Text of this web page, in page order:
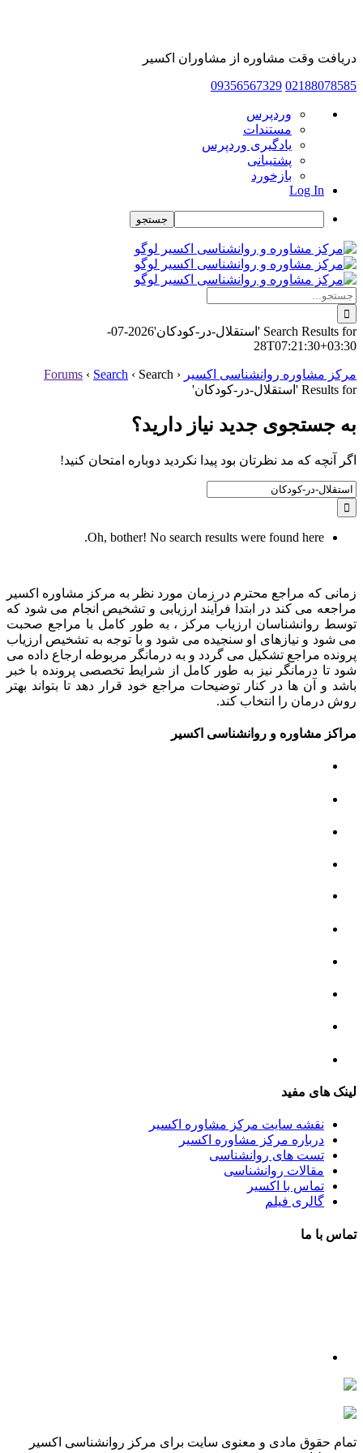
دریافت وقت مشاوره از مشاوران اکسیر
02188078585
09356567329
درباره
وردپرس
وردپرس
مستندات
یادگیری وردپرس
پشتیبانی
بازخورد
Log In
جستجو
Skip
to
content
جستجو
برای:
Search Results for 'استقلال-در-کودکان'
2026-07-
28T07:21:30+03:30
مرکز مشاوره روانشناسی اکسیر ‹
Forums ‹ Search ‹ Search
Results for 'استقلال-در-کودکان'
به جستجوی جديد نياز داريد؟
اگر آنچه که مد نظرتان بود پیدا نکردید دوباره امتحان کنید!
Search
for:
Oh, bother! No search results were found here.
زمانی که مراجع محترم در زمان مورد نظر به مرکز مشاوره اکسیر
مراجعه می کند در ابتدا فرآیند ارزیابی و تشخیص انجام می شود که
توسط روانشناسان ارزیاب مرکز ، به طور کامل با مراجع صحبت
می شود و نیازهای او سنجیده می شود و با توجه به تشخیص ارزیاب
پرونده مراجع تشکیل می گردد و به درمانگر مربوطه ارجاع داده می
شود تا درمانگر نیز به طور کامل از شرایط تخصصی پرونده با خبر
باشد و آن ها در کنار توضیحات مراجع خود قرار دهد تا بتواند بهتر
روش درمان را انتخاب کند.
مراکز مشاوره و روانشناسی اکسیر
لینک های مفید
نقشه سایت مرکز مشاوره اکسیر
درباره مرکز مشاوره اکسیر
تست های روانشناسی
مقالات روانشناسی
تماس با اکسیر
گالری فیلم
تماس با ما
تمام حقوق مادی و معنوی سایت برای مرکز روانشناسی اکسیر